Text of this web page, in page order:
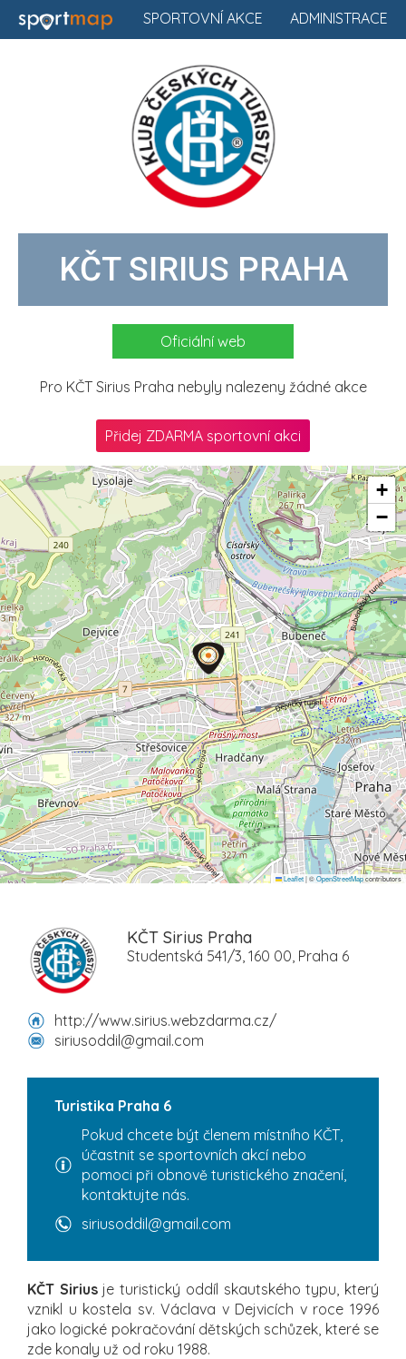
ADMINISTRACE
SPORTOVNÍ AKCE
KČT SIRIUS PRAHA
Oficiální web
Pro KČT Sirius Praha nebyly nalezeny žádné akce
Přidej ZDARMA sportovní akci
+
−
Leaflet|©OpenStreetMapcontributors
KČT Sirius Praha
Studentská 541/3, 160 00, Praha 6
http://www.sirius.webzdarma.cz/
siriusoddil@gmail.com
Turistika Praha 6
Pokud chcete být členem místního KČT,
účastnit se sportovních akcí nebo
pomoci při obnově turistického značení,
kontaktujte nás.
siriusoddil@gmail.com
KČT Siriusje turistický oddíl skautského typu, který
vznikl u kostela sv. Václava v Dejvicích v roce 1996
jako logické pokračování dětských schůzek, které se
zde konaly už od roku 1988.